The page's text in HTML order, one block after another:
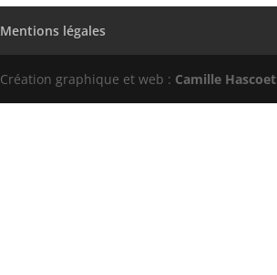
Mentions légales
Création graphique et web : Camille Hascoet